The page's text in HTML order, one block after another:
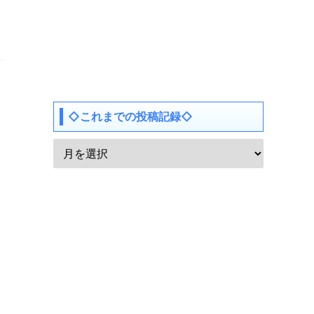
◇これまでの投稿記録◇